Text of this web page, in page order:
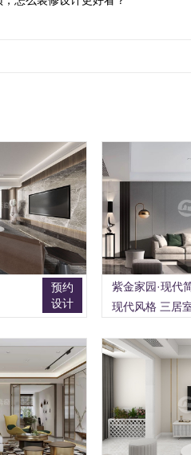
预约
设计
紫金家园·现代
现代风格 三居